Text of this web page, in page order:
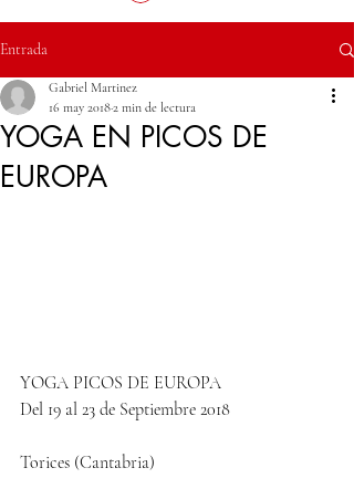
Entrada
YOGA EN PICOS DE
EUROPA
Gabriel Martinez
16 may 20182 min de lectura
YOGA PICOS DE EUROPA
Del 19 al 23 de Septiembre 2018
Torices (Cantabria)